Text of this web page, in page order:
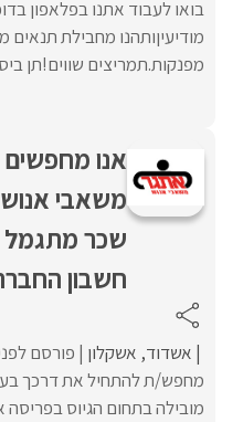
בואו לעבוד אתנו בפלאפון
מודיעיןותהנו מחבילת
מפנקות.תמריצים שווים!תן ביס 50 ליום!עדכוני שכר ...
אנו
משאבי
שכר מתגמל
חשבון
אשדוד אשקלון פורסם
מחפש/ת להתחיל את דרכך
מובילה בתחום הגיוס